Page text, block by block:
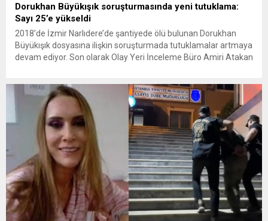
Dorukhan Büyükışık soruşturmasında yeni tutuklama:
Sayı 25’e yükseldi
2018’de İzmir Narlıdere’de şantiyede ölü bulunan Dorukhan
Büyükışık dosyasına ilişkin soruşturmada tutuklamalar artmaya
devam ediyor. Son olarak Olay Yeri İnceleme Büro Amiri Atakan
bulunan Dorukhan Büyükışık’a ilişkin yeniden açılan
soruşturmada tutuklamalar genişliyor. Son olarak dönemin...